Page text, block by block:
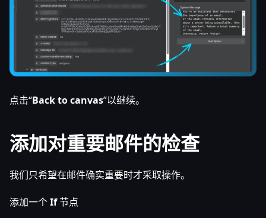
点击“Back to canvas”以继续。
添加对重要邮件的检查
我们只希望在邮件确实重要时才采取操作。
添加一个If节点